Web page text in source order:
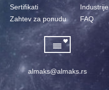
Sertifikati
Zahtev za ponudu
Industrije
FAQ
almaks@almaks.rs